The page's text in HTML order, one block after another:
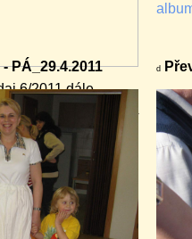
6/2011 dále
foto ČeV
PÁ_29.4.2011 d